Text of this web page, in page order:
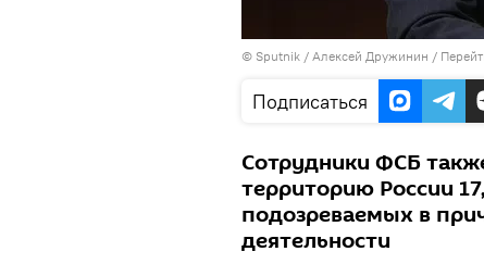
© Sputnik / Алексей Дружинин /
Подписаться
Сотрудники ФСБ
территорию России
подозреваемых в
деятельности